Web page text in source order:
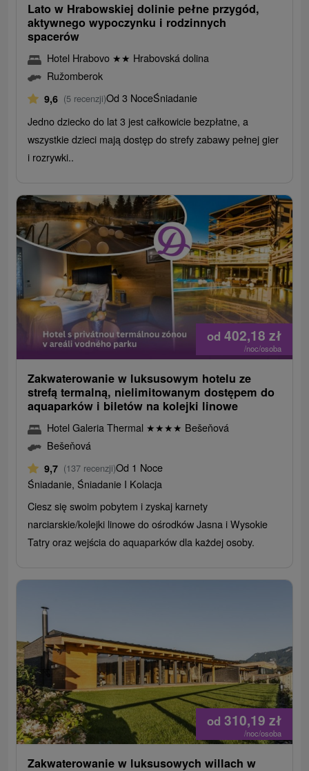
Lato w Hrabowskiej dolinie pełne przygód,
aktywnego wypoczynku i rodzinnych
spacerów
Hotel Hrabovo ★★ Hrabovská dolina
Ružomberok
9,6 (5 recenzji)Od 3 NoceŚniadanie
Jedno dziecko do lat 3 jest całkowicie bezpłatne, a
wszystkie dzieci mają dostęp do strefy zabawy pełnej gier
i rozrywki..
od 402,18 zł
/noc/osoba
Zakwaterowanie w luksusowym hotelu ze
strefą termalną, nielimitowanym dostępem do
aquaparków i biletów na kolejki linowe
Hotel Galeria Thermal ★★★★ Bešeňová
Bešeňová
9,7 (137 recenzji)Od 1 Noce
Śniadanie, Śniadanie I Kolacja
Ciesz się swoim pobytem i zyskaj karnety
narciarskie/kolejki linowe do ośrodków Jasna i Wysokie
Tatry oraz wejścia do aquaparków dla każdej osoby.
od 310,19 zł
/noc/osoba
Zakwaterowanie w luksusowych willach w